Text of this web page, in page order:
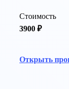
Стоимость
3900 ₽
Открыть